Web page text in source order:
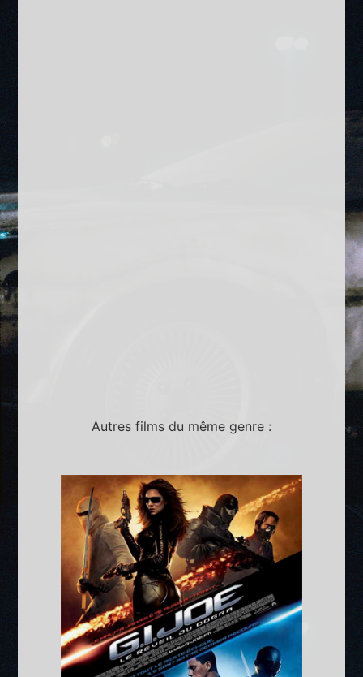
Autres films du même genre :